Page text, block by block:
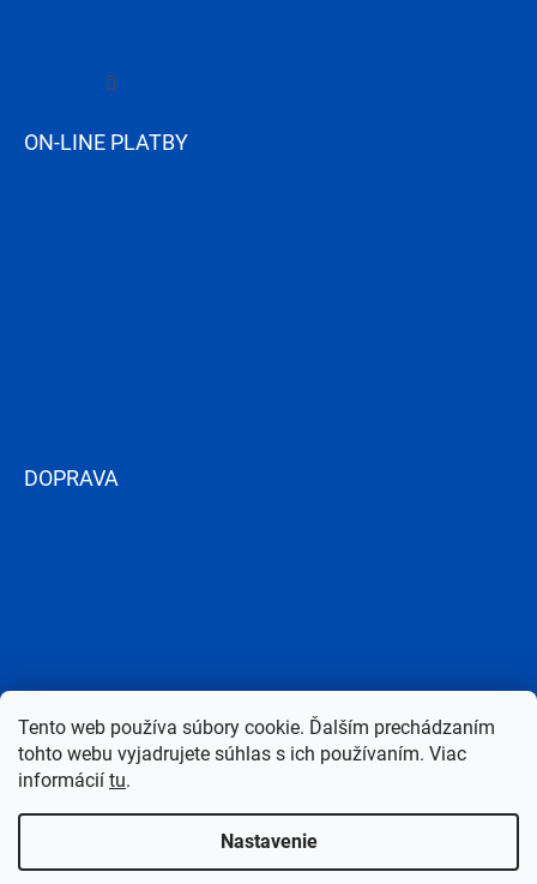
Tento web používa súbory cookie. Ďalším prechádzaním
tohto webu vyjadrujete súhlas s ich používaním. Viac
informácií tu.
Nastavenie
ON-LINE PLATBY
DOPRAVA